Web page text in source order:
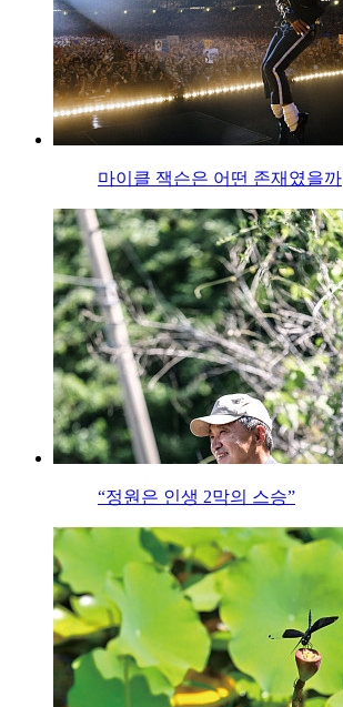
마이클 잭슨은 어떤 존재였을까
“정원은 인생 2막의 스승”